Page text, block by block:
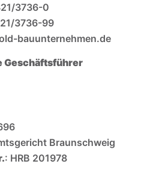
3736-0
3736-99
bauunternehmen.de
Geschäftsführer
Braunschweig
: HRB 201978